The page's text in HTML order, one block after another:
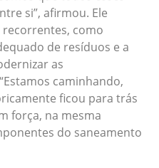
si”, afirmou. Ele
recorrentes, como
de resíduos e a
as
caminhando,
ficou para trás
força, na mesma
do saneamento